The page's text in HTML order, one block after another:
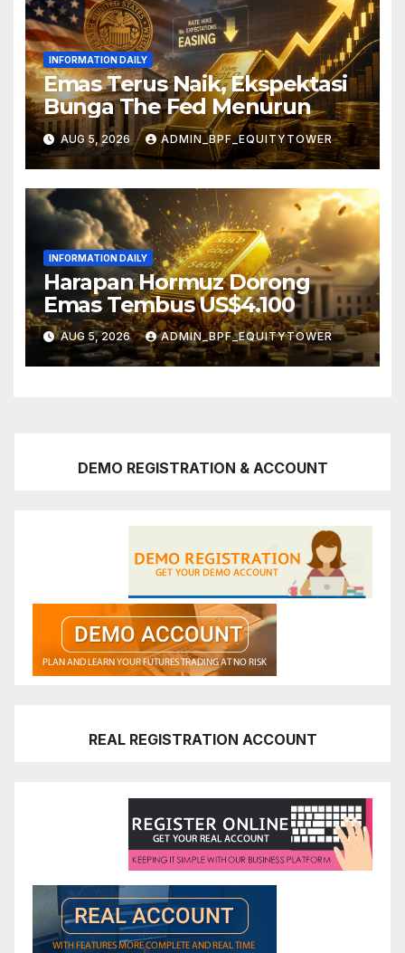
INFORMATION DAILY
Emas Terus Naik, Ekspektasi
Bunga The Fed Menurun
AUG 5, 2026 ADMIN_BPF_EQUITYTOWER
INFORMATION DAILY
Harapan Hormuz Dorong
Emas Tembus US$4.100
AUG 5, 2026 ADMIN_BPF_EQUITYTOWER
DEMO REGISTRATION & ACCOUNT
REAL REGISTRATION ACCOUNT